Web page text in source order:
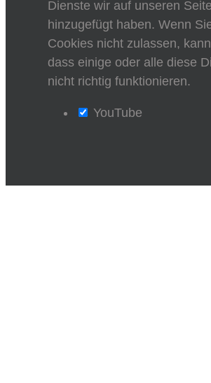
Dienste wir auf unseren
hinzugefügt haben. Wenn
Cookies nicht zulassen,
dass einige oder alle diese
nicht richtig funktionieren.
YouTube